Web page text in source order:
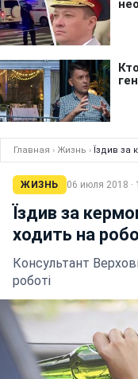
Главная › Жизнь › Їздив за
ЖИЗНЬ 06 июля 2018 ·
Їздив за
ходить на
Консультант
роботі